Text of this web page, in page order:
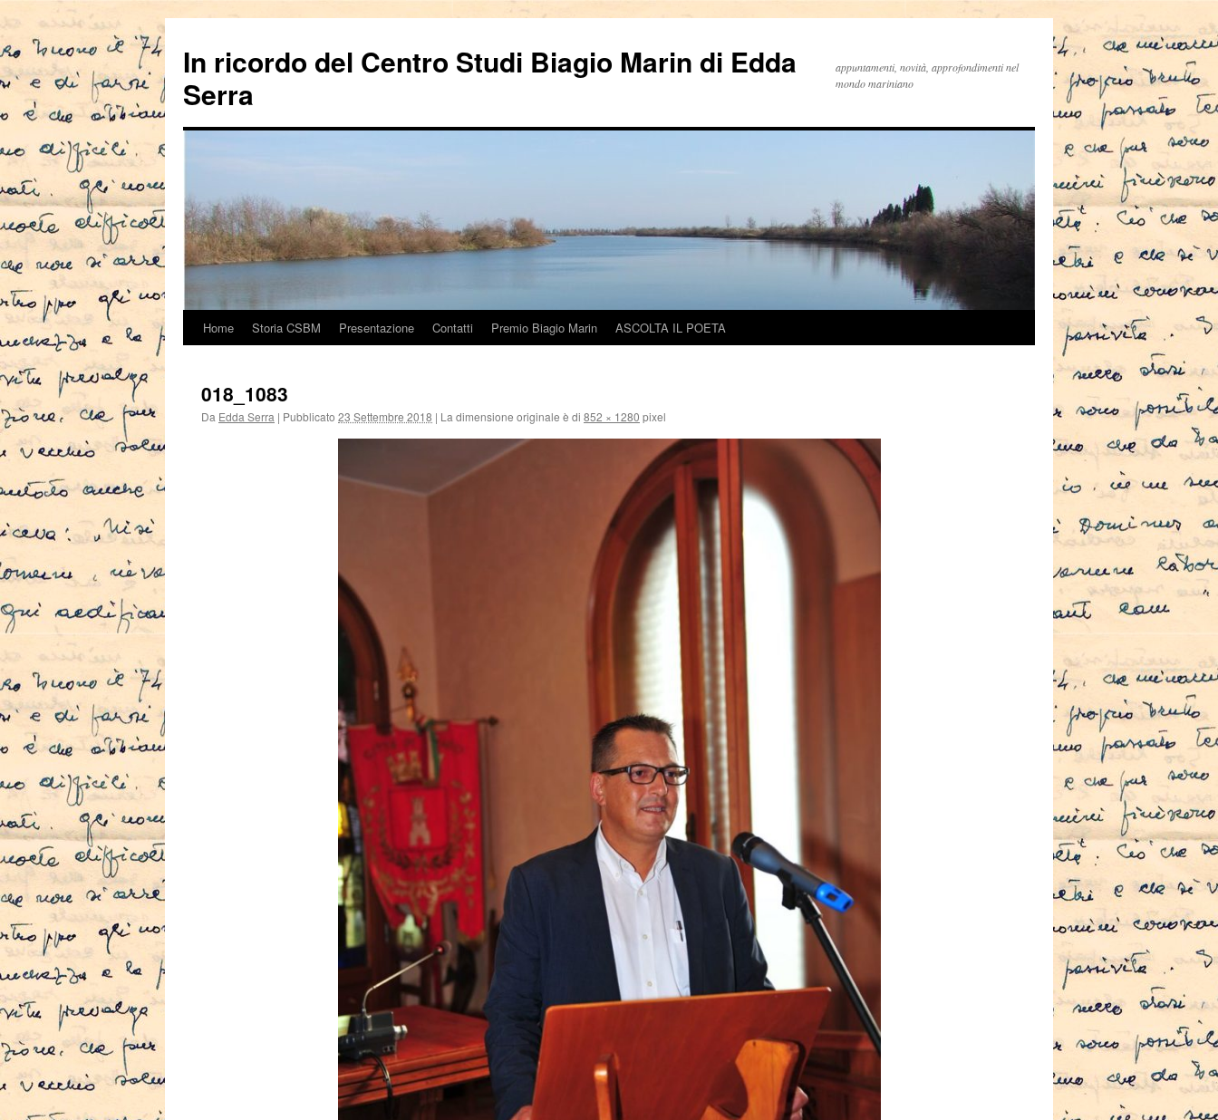
In ricordo del Centro Studi Biagio Marin di Edda
Serra
appuntamenti, novità, approfondimenti nel
mondo mariniano
Vai
contenuto
Home Storia CSBM Presentazione Contatti Premio Biagio Marin ASCOLTA IL POETA
018_1083
Da Edda Serra | Pubblicato 23 Settembre 2018 | La dimensione originale è di 852 × 1280 pixel